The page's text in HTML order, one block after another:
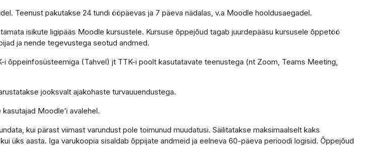
Teenust pakutakse 24 tundi ööpäevas ja 7 päeva nädalas, v.a Moodle hooldusaegadel.
isikute ligipääs Moodle kursustele. Kursuse õppejõud tagab juurdepääsu kursusele õppetöö
ja nende tegevustega seotud andmed.
õppeinfosüsteemiga (Tahvel) jt TTK-i poolt kasutatavate teenustega (nt Zoom, Teams Meeting,
jooksvalt ajakohaste turvauuendustega.
Moodle’i avalehel.
kui pärast viimast varundust pole toimunud muudatusi. Säilitatakse maksimaalselt kaks
üks aasta. Iga varukoopia sisaldab õppijate andmeid ja eelneva 60-päeva perioodi logisid. Õppejõud